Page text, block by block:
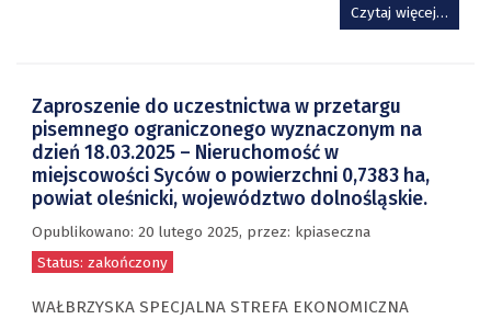
Czytaj więcej…
Zaproszenie do uczestnictwa w przetargu
pisemnego ograniczonego wyznaczonym na
dzień 18.03.2025 – Nieruchomość w
miejscowości Syców o powierzchni 0,7383 ha,
powiat oleśnicki, województwo dolnośląskie.
Opublikowano: 20 lutego 2025, przez: kpiaseczna
Status: zakończony
WAŁBRZYSKA SPECJALNA STREFA EKONOMICZNA